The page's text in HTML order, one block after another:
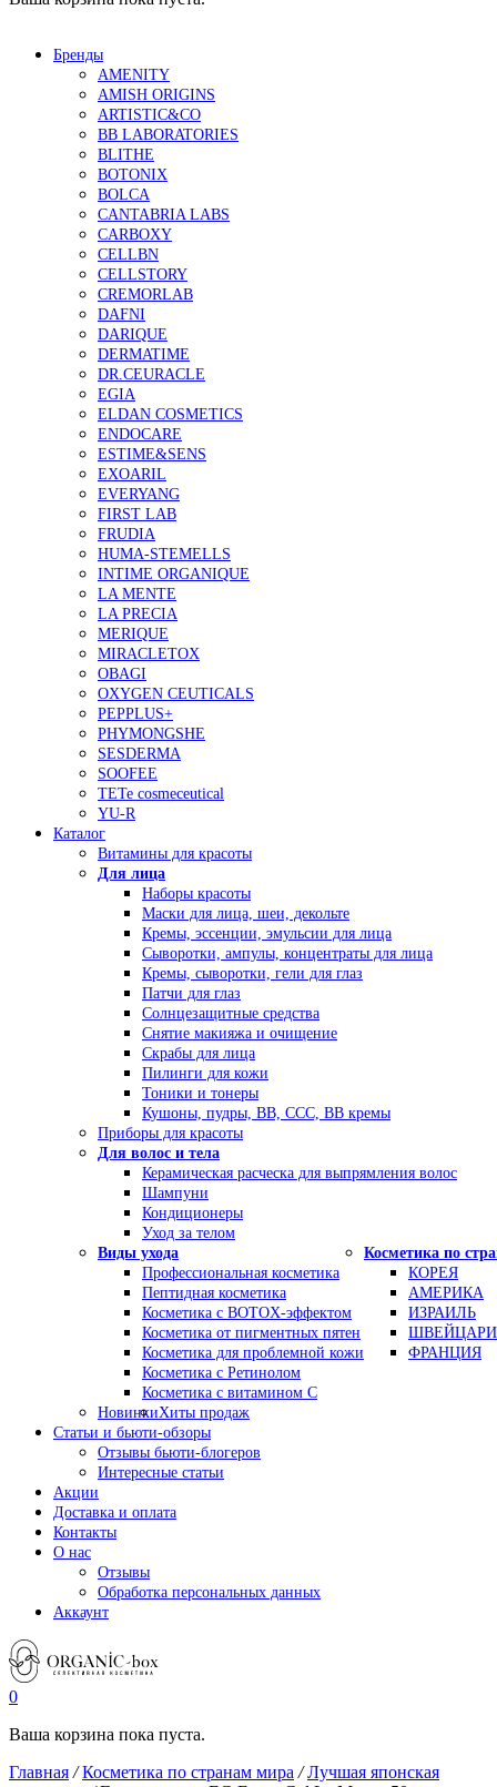
Бренды
AMENITY
AMISH ORIGINS
ARTISTIC&CO
BB LABORATORIES
BLITHE
BOTONIX
BOLCA
CANTABRIA LABS
CARBOXY
CELLBN
CELLSTORY
CREMORLAB
DAFNI
DARIQUE
DERMATIME
DR.CEURACLE
EGIA
ELDAN COSMETICS
ENDOCARE
ESTIME&SENS
EXOARIL
EVERYANG
FIRST LAB
FRUDIA
HUMA-STEMELLS
INTIME ORGANIQUE
LA MENTE
LA PRECIA
MERIQUE
MIRACLETOX
OBAGI
OXYGEN CEUTICALS
PEPPLUS+
PHYMONGSHE
SESDERMA
SOOFEE
TETe cosmeceutical
YU-R
Каталог
Витамины для красоты
Для лица
Наборы красоты
Маски для лица, шеи, декольте
Кремы, эссенции, эмульсии для лица
Сыворотки, ампулы, концентраты для лица
Кремы, сыворотки, гели для глаз
Патчи для глаз
Солнцезащитные средства
Снятие макияжа и очищение
Скрабы для лица
Пилинги для кожи
Тоники и тонеры
Кушоны, пудры, ВВ, ССС, ВВ кремы
Приборы для красоты
Для волос и тела
Керамическая расческа для выпрямления волос
Шампуни
Кондиционеры
Уход за телом
Виды ухода
Профессиональная косметика
Пептидная косметика
Косметика с BOTOX-эффектом
Косметика от пигментных пятен
Косметика для проблемной кожи
Косметика с Ретинолом
Косметика с витамином С
Косметика по
КОРЕЯ
АМЕРИКА
ИЗРАИЛЬ
ФРАНЦИЯ
НовинкиХиты продаж
Статьи и бьюти-обзоры
Отзывы бьюти-блогеров
Интересные статьи
Акции
Доставка и оплата
Контакты
О нас
Отзывы
Обработка персональных данных
Аккаунт
0
Ваша корзина пока пуста.
Главная /Косметика по странам мира /Лучшая японская